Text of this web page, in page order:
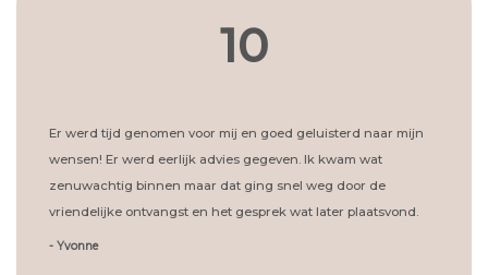
10
Er werd tijd genomen voor mij en goed geluisterd naar mijn
wensen! Er werd eerlijk advies gegeven. Ik kwam wat
zenuwachtig binnen maar dat ging snel weg door de
vriendelijke ontvangst en het gesprek wat later plaatsvond.
- Yvonne